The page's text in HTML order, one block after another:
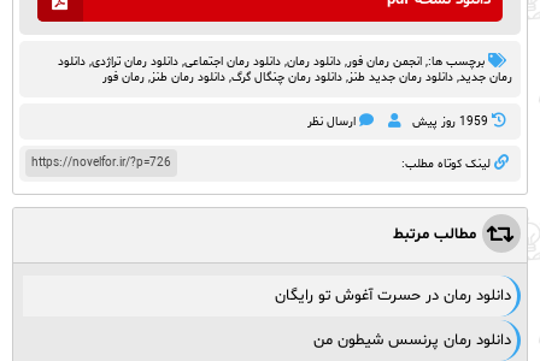
برچسب ها:, انجمن رمان فور, دانلود رمان, دانلود رمان اجتماعی‌, دانلود رمان تراژدی, دانلود
رمان جدید, دانلود رمان جدید طنز, دانلود رمان چنگال گرگ, دانلود رمان طنز, رمان فور
1959 روز پيش ارسال نظر
https://novelfor.ir/?p=726 لینک کوتاه مطلب:
مطالب مرتبط
دانلود رمان در حسرت آغوش تو رایگان
دانلود رمان پرنسس شیطون من